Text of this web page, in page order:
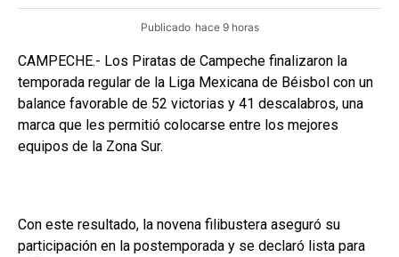
Publicado hace 9 horas
CAMPECHE.- Los Piratas de Campeche finalizaron la
temporada regular de la Liga Mexicana de Béisbol con un
balance favorable de 52 victorias y 41 descalabros, una
marca que les permitió colocarse entre los mejores
equipos de la Zona Sur.
Con este resultado, la novena filibustera aseguró su
participación en la postemporada y se declaró lista para